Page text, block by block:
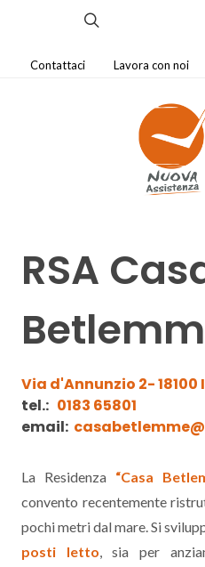
Contattaci Lavora con noi
RSA
Via d'Annunzio 2- 18100
tel.: 0183 65801
email:
La Residenza “Casa
convento recentemente
pochi metri dal mare. Si
posti letto, sia per